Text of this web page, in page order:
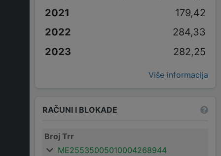
179,42
284,33
282,25
Više informacija
RAČUNI I BLOKADE
Broj Trr
ME25535005010004268944